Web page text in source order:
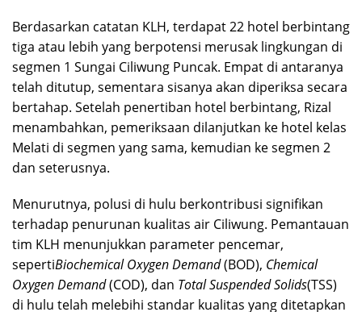
Berdasarkan catatan KLH, terdapat 22 hotel berbintang
tiga atau lebih yang berpotensi merusak lingkungan di
segmen 1 Sungai Ciliwung Puncak. Empat di antaranya
telah ditutup, sementara sisanya akan diperiksa secara
bertahap. Setelah penertiban hotel berbintang, Rizal
menambahkan, pemeriksaan dilanjutkan ke hotel kelas
Melati di segmen yang sama, kemudian ke segmen 2
dan seterusnya.
Menurutnya, polusi di hulu berkontribusi signifikan
terhadap penurunan kualitas air Ciliwung. Pemantauan
tim KLH menunjukkan parameter pencemar,
sepertiBiochemical Oxygen Demand(BOD), Chemical
Oxygen Demand(COD), dan Total Suspended Solids(TSS)
di hulu telah melebihi standar kualitas yang ditetapkan